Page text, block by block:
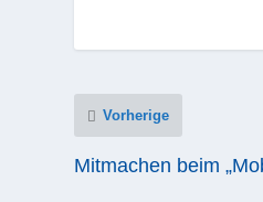
Vorherige
Mitmachen beim